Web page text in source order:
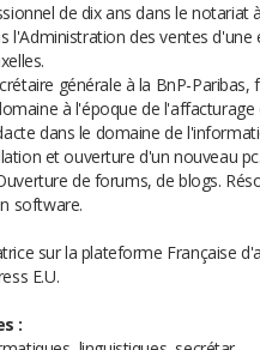
de dix ans dans le notariat
l'Administration des ventes d'une
générale à la BnP-Paribas,
à l'époque de
dans le domaine de
et ouverture d'un nouveau
de forums, de blogs.
software.
sur la plateforme Française
E.U.
: